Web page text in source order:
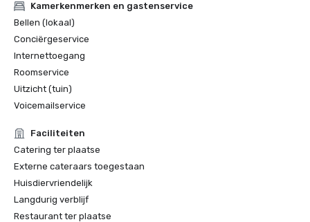
Kamerkenmerken en gastenservice
Bellen (lokaal)
Conciërgeservice
Internettoegang
Roomservice
Uitzicht (tuin)
Voicemailservice
Faciliteiten
Catering ter plaatse
Externe cateraars toegestaan
Huisdiervriendelijk
Langdurig verblijf
Restaurant ter plaatse